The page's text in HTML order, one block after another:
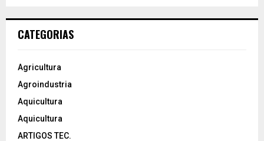
CATEGORIAS
Agricultura
Agroindustria
Aquicultura
Aquicultura
ARTIGOS TEC.